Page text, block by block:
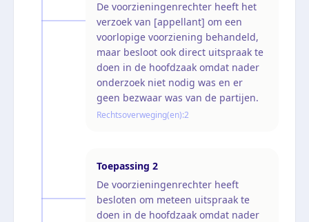
De voorzieningenrechter heeft het
verzoek van [appellant] om een
voorlopige voorziening behandeld,
maar besloot ook direct uitspraak te
doen in de hoofdzaak omdat nader
onderzoek niet nodig was en er
geen bezwaar was van de partijen.
Rechtsoverweging(en):2
Toepassing 2
De voorzieningenrechter heeft
besloten om meteen uitspraak te
doen in de hoofdzaak omdat nader